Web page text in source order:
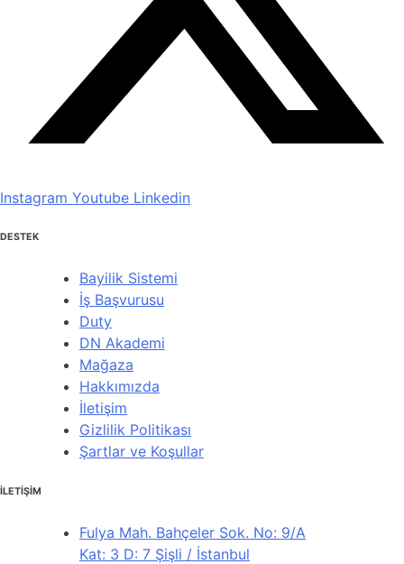
Instagram Youtube Linkedin
DESTEK
Bayilik Sistemi
İş Başvurusu
Duty
DN Akademi
Mağaza
Hakkımızda
İletişim
Gizlilik Politikası
Şartlar ve Koşullar
İLETİŞİM
Fulya Mah. Bahçeler Sok. No: 9/A
Kat: 3 D: 7 Şişli / İstanbul